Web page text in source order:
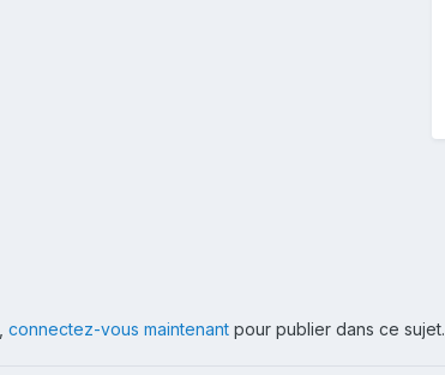
connectez-vous maintenant pour publier dans ce sujet.